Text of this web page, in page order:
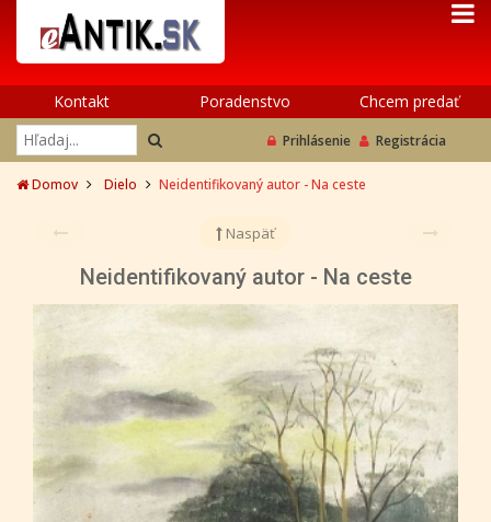
Kontakt Poradenstvo Chcem predať
Prihlásenie Registrácia
Domov Dielo Neidentifikovaný autor - Na ceste
Naspäť
Neidentifikovaný autor - Na ceste